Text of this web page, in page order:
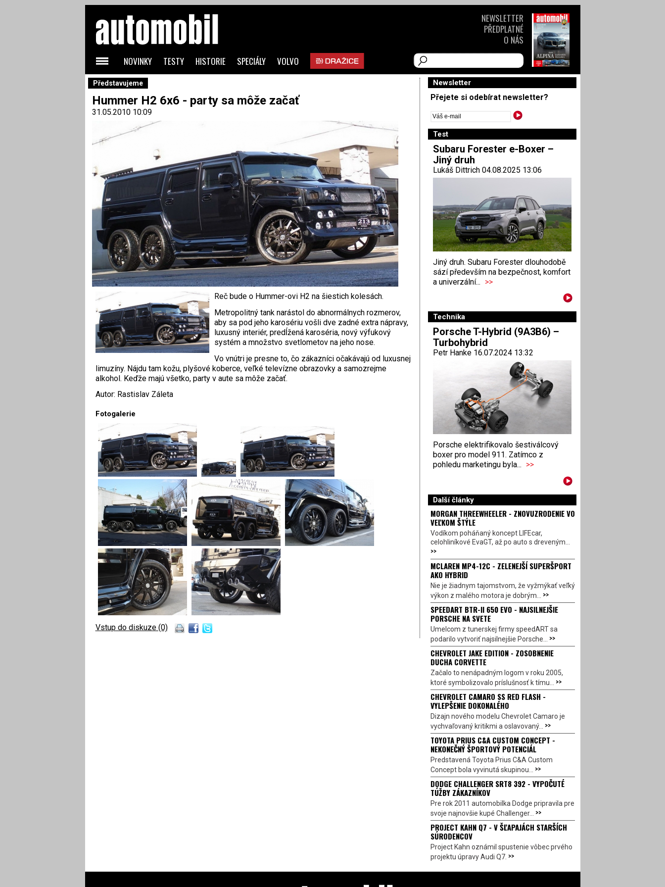
Představujeme
Hummer H2 6x6 - party sa môže začať
31.05.2010 10:09
Reč bude o Hummer-ovi H2 na šiestich kolesách.
Metropolitný tank narástol do abnormálnych rozmerov,
aby sa pod jeho karosériu vošli dve zadné extra nápravy,
luxusný interiér, predĺžená karoséria, nový výfukový
systém a množstvo svetlometov na jeho nose.
Vo vnútri je presne to, čo zákazníci očakávajú od luxusnej
limuzíny. Nájdu tam kožu, plyšové koberce, veľké televízne obrazovky a samozrejme
alkohol. Keďže majú všetko, party v aute sa môže začať.
Autor: Rastislav Záleta
Fotogalerie
Vstup do diskuze (0)
Newsletter
Přejete si odebírat newsletter?
Test
Subaru Forester e-Boxer –
Jiný druh
Lukáš Dittrich 04.08.2025 13:06
Jiný druh. Subaru Forester dlouhodobě
sází především na bezpečnost, komfort
a univerzální... >>
Technika
Porsche T-Hybrid (9A3B6) –
Turbohybrid
Petr Hanke 16.07.2024 13:32
Porsche elektrifikovalo šestiválcový
boxer pro model 911. Zatímco z
pohledu marketingu byla... >>
Další články
MORGAN THREEWHEELER - ZNOVUZRODENIE VO
VEĽKOM ŠTÝLE
Vodíkom poháňaný koncept LIFEcar,
celohliníkové EvaGT, až po auto s dreveným...
>>
MCLAREN MP4-12C - ZELENEJŠÍ SUPERŠPORT
AKO HYBRID
Nie je žiadnym tajomstvom, že vyžmýkať veľký
výkon z malého motora je dobrým... >>
SPEEDART BTR-II 650 EVO - NAJSILNEJŠIE
PORSCHE NA SVETE
Umelcom z tunerskej firmy speedART sa
podarilo vytvoriť najsilnejšie Porsche... >>
CHEVROLET JAKE EDITION - ZOSOBNENIE
DUCHA CORVETTE
Začalo to nenápadným logom v roku 2005,
ktoré symbolizovalo príslušnosť k tímu... >>
CHEVROLET CAMARO SS RED FLASH -
VYLEPŠENIE DOKONALÉHO
Dizajn nového modelu Chevrolet Camaro je
vychvaľovaný kritikmi a oslavovaný... >>
TOYOTA PRIUS C&A CUSTOM CONCEPT -
NEKONEČNÝ ŠPORTOVÝ POTENCIÁL
Predstavená Toyota Prius C&A Custom
Concept bola vyvinutá skupinou... >>
DODGE CHALLENGER SRT8 392 - VYPOČUTÉ
TÚŽBY ZÁKAZNÍKOV
Pre rok 2011 automobilka Dodge pripravila pre
svoje najnovšie kupé Challenger... >>
PROJECT KAHN Q7 - V ŠĽAPAJÁCH STARŠÍCH
SÚRODENCOV
Project Kahn oznámil spustenie vôbec prvého
projektu úpravy Audi Q7. >>
NOVINKY TESTY HISTORIE SPECIÁLY VOLVO
NEWSLETTER
PŘEDPLATNÉ
O NÁS